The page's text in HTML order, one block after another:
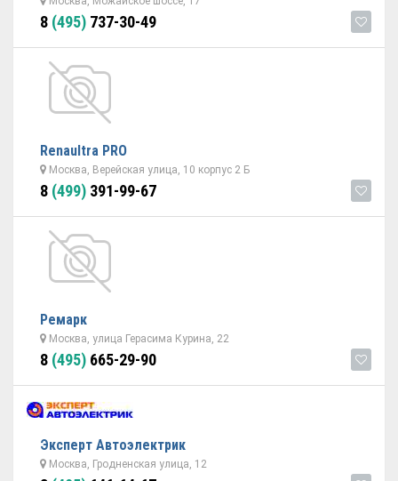
8 (495) 737-30-49
Renaultra PRO
Москва, Верейская улица, 10 корпус 2 Б
8 (499) 391-99-67
Ремарк
Москва, улица Герасима Курина, 22
8 (495) 665-29-90
Эксперт Автоэлектрик
Москва, Гродненская улица, 12